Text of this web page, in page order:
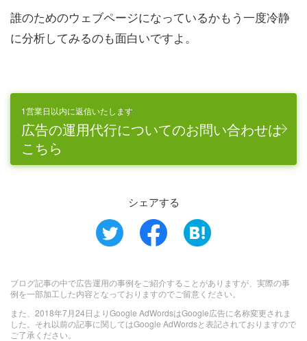
誰のためのウェブページになっているかもう一度冷静
に分析してみるのも面白いですよ。
1営業日以内に返信いたします
広告の運用代行についてのお問い合わせは
こちら
シェアする
ブログ記事の中で広告運用の事例をご紹介することがありますが、実際の事
例を一部加工した内容となっておりますのでご留意ください。
また、2018年7月24日よりGoogle AdWordsはGoogle広告に名称変更されま
した。それ以前の記事に関してはGoogle AdWordsと表記されておりますので
ご了承ください。